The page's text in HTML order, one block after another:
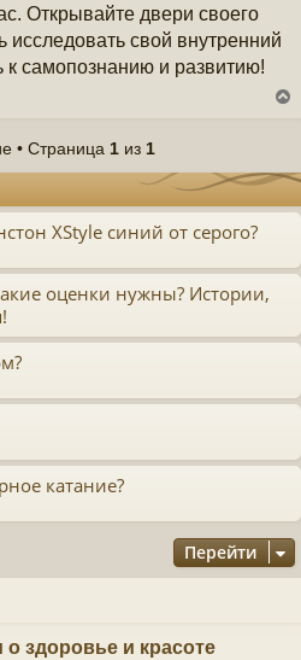
Открывайте двери своего
исследовать свой внутренний
самопознанию и развитию!
у
ь
к
а
• Страница 1 из 1
XStyle синий от серого?
оценки нужны? Истории,
катание?
Перейти
здоровье и красоте